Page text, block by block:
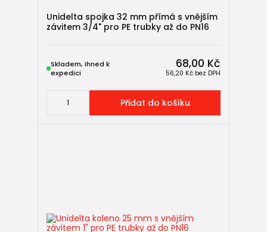
Unidelta spojka 32 mm přímá s vnějším
závitem 3/4" pro PE trubky až do PN16
68,00 Kč
56,20 Kč bez DPH
Skladem, ihned k
expedici
Přidat do košíku